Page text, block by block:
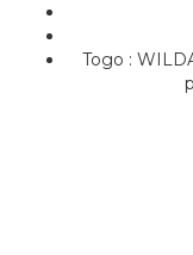
Togo :